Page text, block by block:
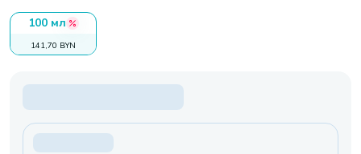
100 мл
141,70 BYN